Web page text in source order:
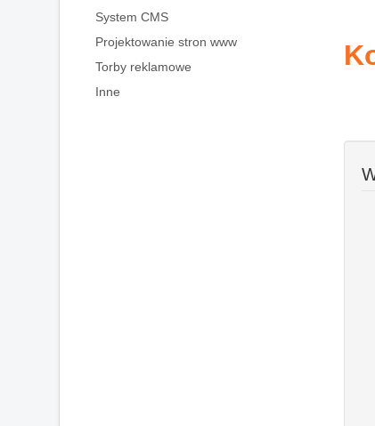
System CMS
Projektowanie stron www
Torby reklamowe
Inne